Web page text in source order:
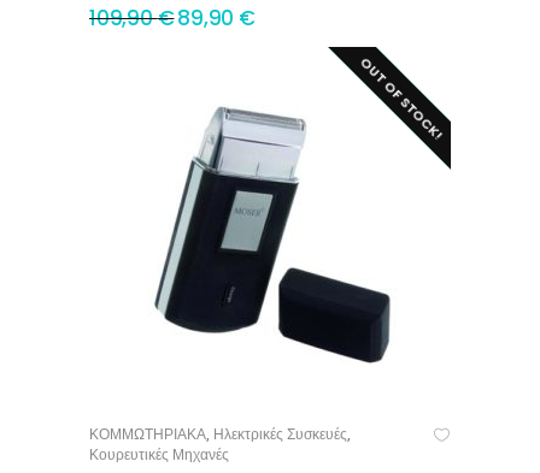
109,90€89,90 €
SALE!
OUT OF STOCK!
ΔΙΑΒΆΣΤΕ ΠΕΡΙΣΣΌΤΕΡΑ
ΚΟΜΜΩΤΗΡΙΑΚΑ, Ηλεκτρικές Συσκευές,
Κουρευτικές Μηχανές